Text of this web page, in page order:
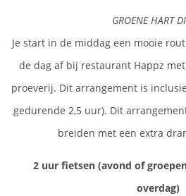
GROENE HART
Je start in de middag een mooie
de dag af bij restaurant Happz
proeverij. Dit arrangement is
gedurende 2,5 uur). Dit
breiden met een extra
2 uur fietsen (avond of
overdag)